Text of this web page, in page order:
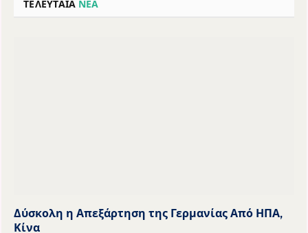
ΤΕΛΕΥΤΑΙΑ ΝΕΑ
Δύσκολη η Απεξάρτηση της Γερμανίας Από ΗΠΑ,
Κίνα